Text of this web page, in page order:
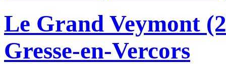
Le Grand Veymont
Gresse-en-Vercors